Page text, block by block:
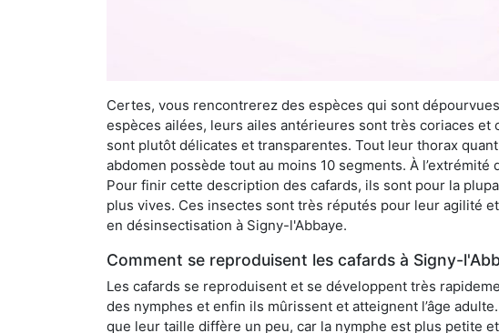
Certes, vous rencontrerez des espèces qui sont
espèces ailées, leurs ailes antérieures sont très coriaces
sont plutôt délicates et transparentes. Tout leur thorax
abdomen possède tout au moins 10 segments. À
Pour finir cette description des cafards, ils sont pour la
plus vives. Ces insectes sont très réputés pour leur agilité
en désinsectisation à Signy-l'Abbaye.
Comment se reproduisent les cafards à Signy-
Les cafards se reproduisent et se développent très
des nymphes et enfin ils mûrissent et atteignent l’âge
que leur taille diffère un peu, car la nymphe est plus petite